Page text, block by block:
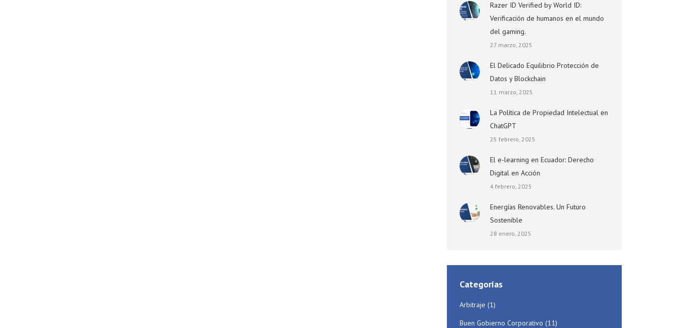
Razer ID Verified by World ID:
Verificación de humanos en el mundo
del gaming.
27 marzo, 2025
El Delicado Equilibrio Protección de
Datos y Blockchain
11 marzo, 2025
La Política de Propiedad Intelectual en
ChatGPT
25 febrero, 2025
El e-learning en Ecuador: Derecho
Digital en Acción
4 febrero, 2025
Energías Renovables. Un Futuro
Sostenible
28 enero, 2025
Categorías
Arbitraje (1)
Buen Gobierno Corporativo (11)